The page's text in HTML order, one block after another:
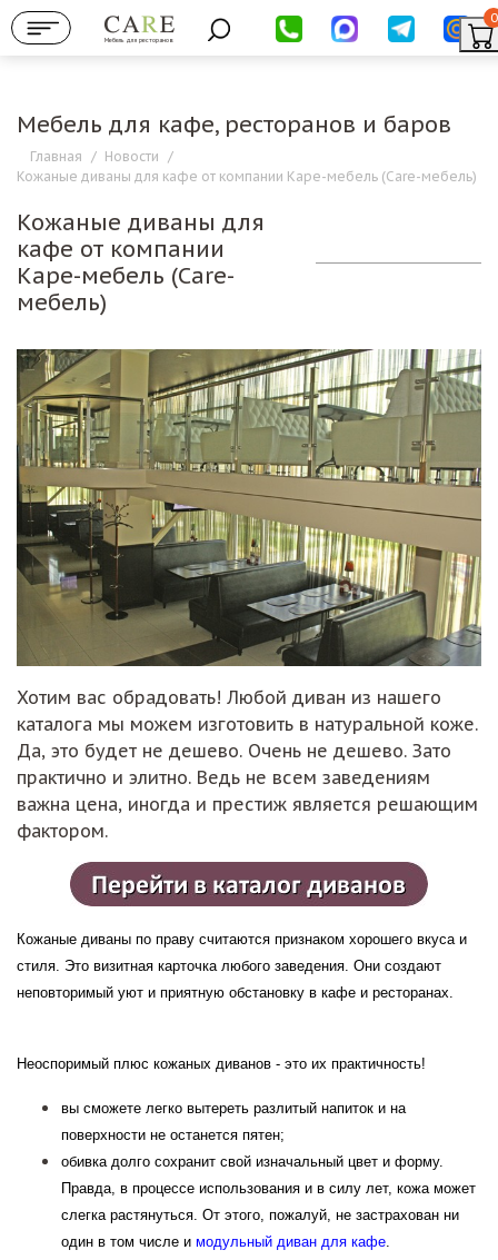
Мебель для ресторанов
0
Мебель для кафе, ресторанов и баров
Главная / Новости /
Кожаные диваны для кафе от компании Каре-мебель (Care-мебель)
Кожаные диваны для
кафе от компании
Каре-мебель (Care-
мебель)
Хотим вас обрадовать! Любой диван из нашего
каталога мы можем изготовить в натуральной коже.
Да, это будет не дешево. Очень не дешево. Зато
практично и элитно. Ведь не всем заведениям
важна цена, иногда и престиж является решающим
фактором.
Кожаные диваны по праву считаются признаком хорошего вкуса и
стиля. Это визитная карточка любого заведения. Они создают
неповторимый уют и приятную обстановку в кафе и ресторанах.
Неоспоримый плюс кожаных диванов - это их практичность!
вы сможете легко вытереть разлитый напиток и на
поверхности не останется пятен;
обивка долго сохранит свой изначальный цвет и форму.
Правда, в процессе использования и в силу лет, кожа может
слегка растянуться. От этого, пожалуй, не застрахован ни
один в том числе и модульный диван для кафе